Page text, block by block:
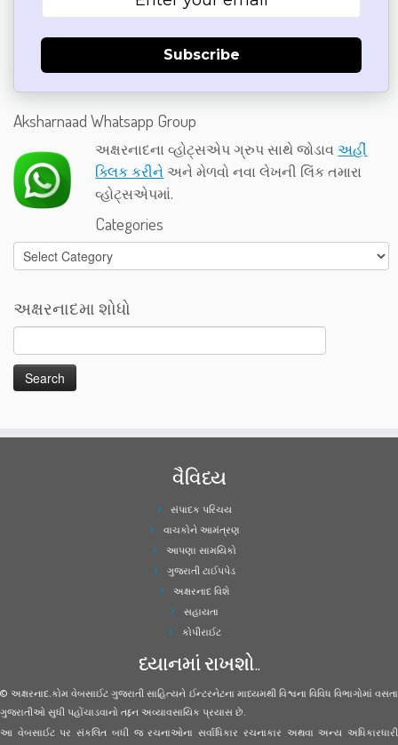
Subscribe
Aksharnaad Whatsapp Group
અક્ષરનાદના વ્હોટ્સએપ ગ્રુપ સાથે જોડાવઅહીં
ક્લિક કરીને અને મેળવો નવા લેખની લિંક તમારા
વ્હોટ્સએપમાં.
Categories
Categories
અક્ષરનાદમા શોધો
વૈવિધ્ય
સંપાદક પરિચય
વાચકોને આમંત્રણ
આપણા સામયિકો
ગુજરાતી ટાઈપપેડ
અક્ષરનાદ વિશે
સહાયતા
કોપીરાઈટ
ધ્યાનમાં રાખશો..
© અક્ષરનાદ.કોમ વેબસાઈટ ગુજરાતી સાહિત્યને ઈન્ટરનેટના માધ્યમથી વિશ્વના વિવિધ વિભાગોમાં વસતા
ગુજરાતીઓ સુધી પહોંચાડવાનો તદ્દન અવ્યાવસાયિક પ્રયાસ છે.
આ વેબસાઈટ પર સંકલિત બધી જ રચનાઓના સર્વાધિકાર રચનાકાર અથવા અન્ય અધિકારધારી